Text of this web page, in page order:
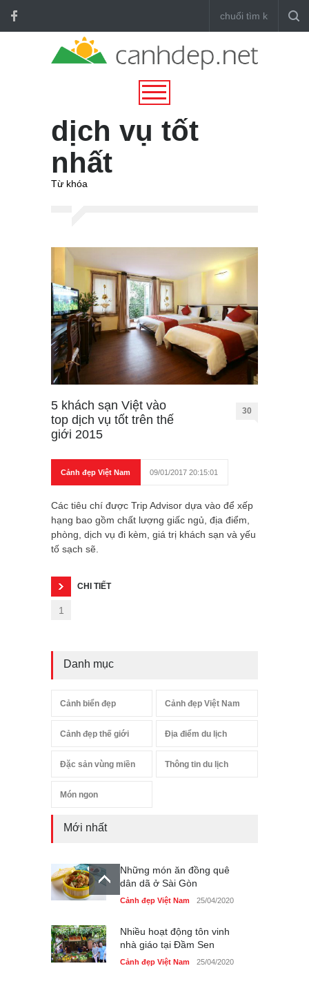
dịch vụ tốt
nhất
Từ khóa
5 khách sạn Việt vào
top dịch vụ tốt trên thế
giới 2015
30
Cảnh đẹp Việt Nam 09/01/2017 20:15:01
Các tiêu chí được Trip Advisor dựa vào để xếp
hạng bao gồm chất lượng giấc ngủ, địa điểm,
phòng, dịch vụ đi kèm, giá trị khách sạn và yếu
tố sạch sẽ.
CHI TIẾT
1
Danh mục
Cảnh biển đẹp Cảnh đẹp Việt Nam
Cảnh đẹp thế giới Địa điểm du lịch
Đặc sản vùng miền Thông tin du lịch
Món ngon
Mới nhất
Những món ăn đồng quê
dân dã ở Sài Gòn
Cảnh đẹp Việt Nam 25/04/2020
Nhiều hoạt động tôn vinh
nhà giáo tại Đầm Sen
Cảnh đẹp Việt Nam 25/04/2020